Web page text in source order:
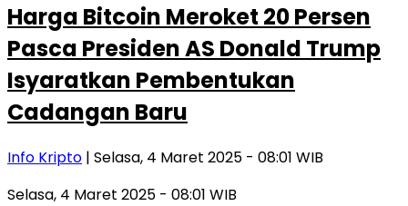
Harga Bitcoin Meroket 20 Persen
Pasca Presiden AS Donald Trump
Isyaratkan Pembentukan
Cadangan Baru
Info Kripto | Selasa, 4 Maret 2025 - 08:01 WIB
Selasa, 4 Maret 2025 - 08:01 WIB